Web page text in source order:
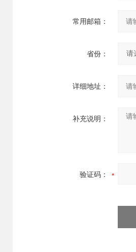
常用邮箱：
省份：
详细地址：
补充说明：
验证码：